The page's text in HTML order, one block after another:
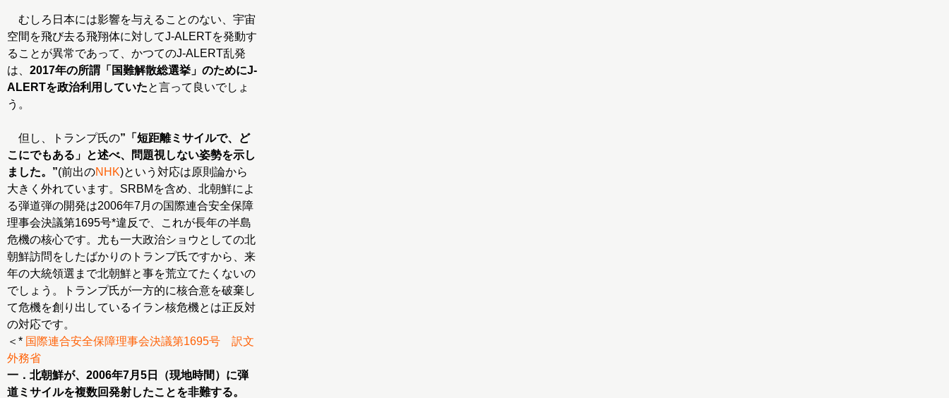
むしろ日本には影響を与えることのない、宇宙
空間を飛び去る飛翔体に対してJ-ALERTを発動す
ることが異常であって、かつてのJ-ALERT乱発
は、 2017年の所謂「国難解散総選挙」のためにJ-
ALERTを政治利用していたと言って良いでしょ
う。
但し、トランプ氏の”「短距離ミサイルで、ど
こにでもある」と述べ、問題視しない姿勢を示し
ました。”(前出のNHK)という対応は原則論から
大きく外れています。SRBMを含め、北朝鮮によ
る弾道弾の開発は2006年7月の国際連合安全保障
理事会決議第1695号*違反で、これが長年の半島
危機の核心です。尤も一大政治ショウとしての北
朝鮮訪問をしたばかりのトランプ氏ですから、来
年の大統領選まで北朝鮮と事を荒立てたくないの
でしょう。トランプ氏が一方的に核合意を破棄し
て危機を創り出しているイラン核危機とは正反対
の対応です。
＜* 国際連合安全保障理事会決議第1695号 訳文
外務省
一．北朝鮮が、2006年7月5日（現地時間）に弾
道ミサイルを複数回発射したことを非難する。